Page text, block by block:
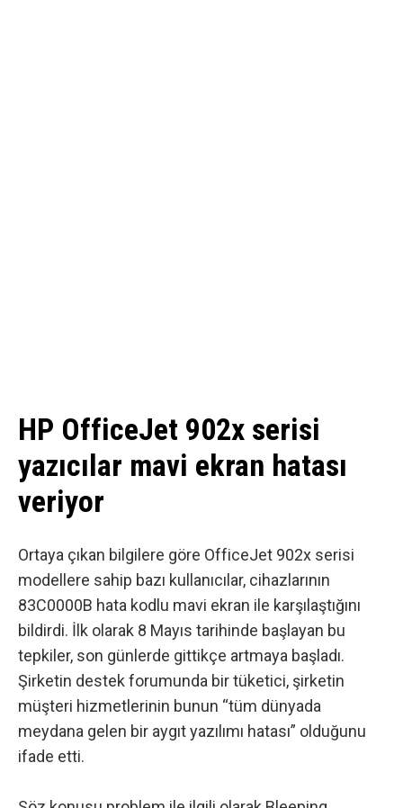
HP OfficeJet 902x serisi
yazıcılar mavi ekran hatası
veriyor
Ortaya çıkan bilgilere göre OfficeJet 902x serisi
modellere sahip bazı kullanıcılar, cihazlarının
83C0000B hata kodlu mavi ekran ile karşılaştığını
bildirdi. İlk olarak 8 Mayıs tarihinde başlayan bu
tepkiler, son günlerde gittikçe artmaya başladı.
Şirketin destek forumunda bir tüketici, şirketin
müşteri hizmetlerinin bunun “tüm dünyada
meydana gelen bir aygıt yazılımı hatası” olduğunu
ifade etti.